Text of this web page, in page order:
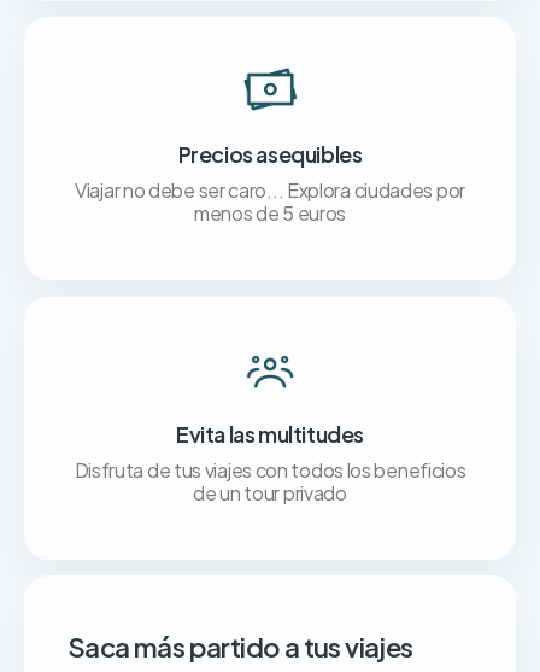
Precios asequibles
Viajar no debe ser caro... Explora ciudades por
menos de 5 euros
Evita las multitudes
Disfruta de tus viajes con todos los beneficios
de un tour privado
Saca más partido a tus viajes